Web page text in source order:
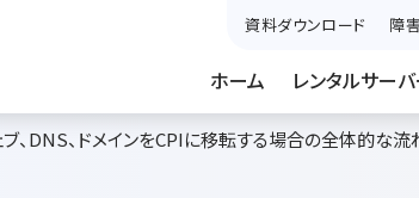
資料ダウンロード 障
ホーム
レンタルサー
ブ、DNS、ドメインをCPIに移転する場合の全体的な流